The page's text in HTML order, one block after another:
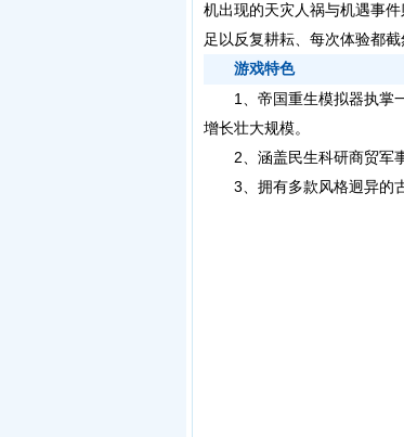
机出现的天灾人祸与机遇事
足以反复耕耘、每次体验都截
游戏特色
1、帝国重生模拟器执掌一
增长壮大规模。
2、涵盖民生科研商贸军事
3、拥有多款风格迥异的古